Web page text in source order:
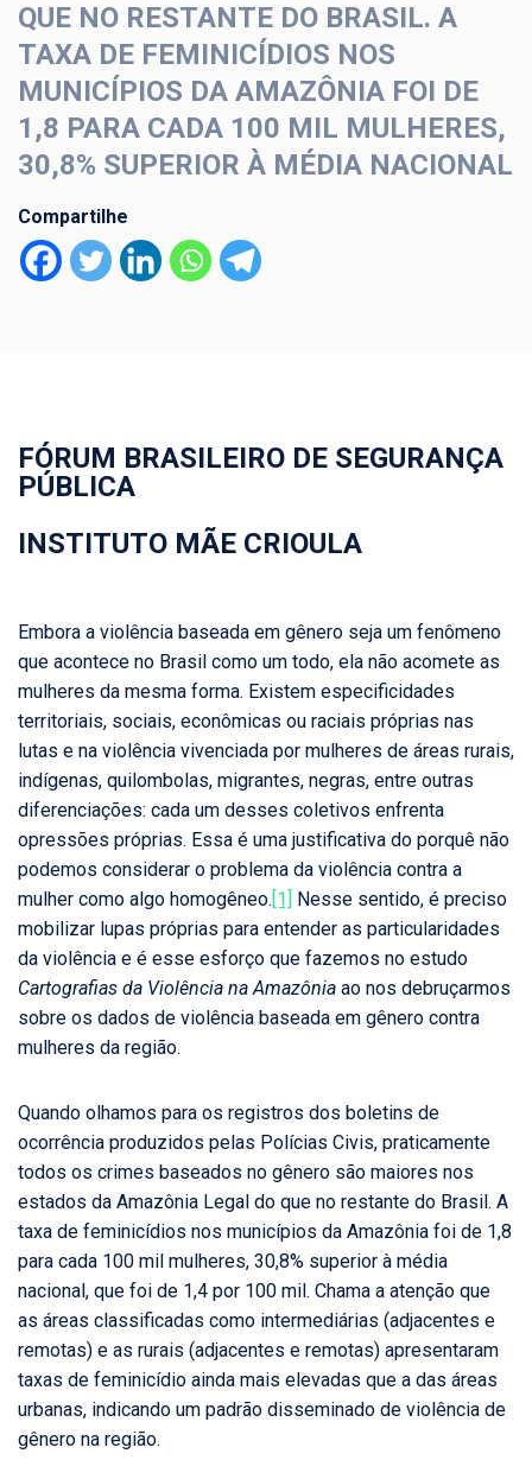
QUE NO RESTANTE DO BRASIL. A
TAXA DE FEMINICÍDIOS NOS
MUNICÍPIOS DA AMAZÔNIA FOI DE
1,8 PARA CADA 100 MIL MULHERES,
30,8% SUPERIOR À MÉDIA NACIONAL
Compartilhe
FÓRUM BRASILEIRO DE SEGURANÇA
PÚBLICA
INSTITUTO MÃE CRIOULA
Embora a violência baseada em gênero seja um fenômeno
que acontece no Brasil como um todo, ela não acomete as
mulheres da mesma forma. Existem especificidades
territoriais, sociais, econômicas ou raciais próprias nas
lutas e na violência vivenciada por mulheres de áreas rurais,
indígenas, quilombolas, migrantes, negras, entre outras
diferenciações: cada um desses coletivos enfrenta
opressões próprias. Essa é uma justificativa do porquê não
podemos considerar o problema da violência contra a
mulher como algo homogêneo. [1]
Nesse sentido, é preciso
mobilizar lupas próprias para entender as particularidades
da violência e é esse esforço que fazemos no estudo
Cartografias da Violência na Amazônia ao nos debruçarmos
sobre os dados de violência baseada em gênero contra
mulheres da região.
Quando olhamos para os registros dos boletins de
ocorrência produzidos pelas Polícias Civis, praticamente
todos os crimes baseados no gênero são maiores nos
estados da Amazônia Legal do que no restante do Brasil. A
taxa de feminicídios nos municípios da Amazônia foi de 1,8
para cada 100 mil mulheres, 30,8% superior à média
nacional, que foi de 1,4 por 100 mil. Chama a atenção que
as áreas classificadas como intermediárias (adjacentes e
remotas) e as rurais (adjacentes e remotas) apresentaram
taxas de feminicídio ainda mais elevadas que a das áreas
urbanas, indicando um padrão disseminado de violência de
gênero na região.